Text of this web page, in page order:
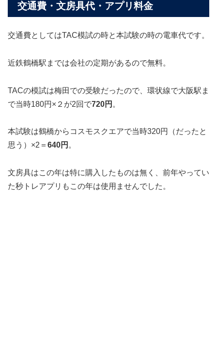
交通費・文房具代・アプリ料金
交通費としてはTAC模試の時と本試験の時の電車代です。
近鉄鶴橋駅までは会社の定期があるので無料。
TACの模試は梅田での受験だったので、環状線で大阪駅ま
で当時180円×２が2回で720円 。
本試験は鶴橋からコスモスクエアで当時320円（だったと
思う）×2＝ 640円 。
文房具はこの年は特に購入したものは無く、前年やってい
た秒トレアプリもこの年は使用ませんでした。